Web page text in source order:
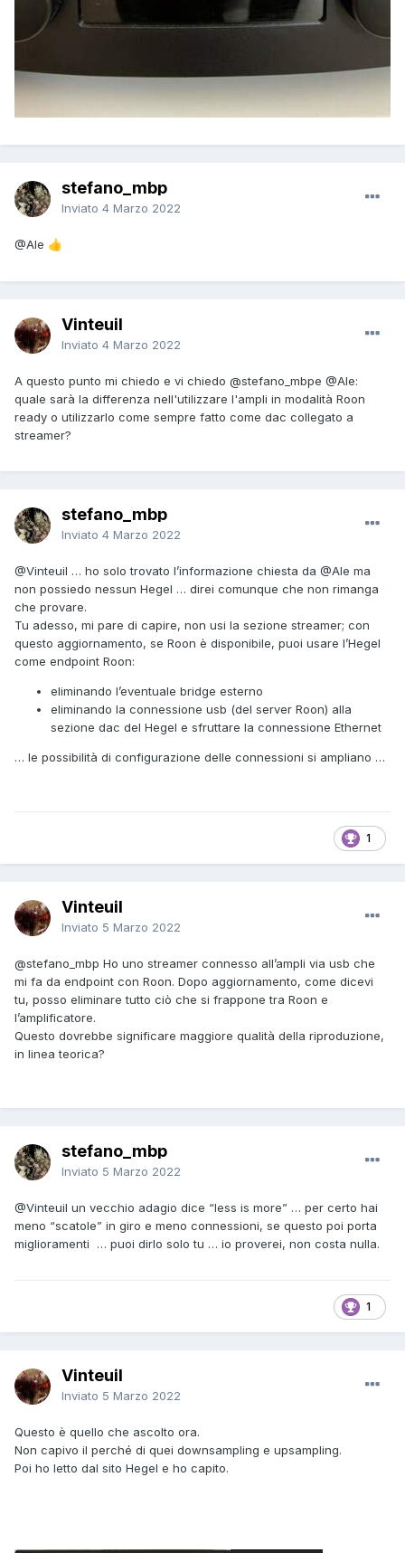
stefano_mbp
Inviato 4 Marzo 2022
@Ale 👍
Vinteuil
Inviato 4 Marzo 2022
A questo punto mi chiedo e vi chiedo @stefano_mbpe @Ale:
quale sarà la differenza nell'utilizzare l'ampli in modalità Roon
ready o utilizzarlo come sempre fatto come dac collegato a
streamer?
stefano_mbp
Inviato 4 Marzo 2022
@Vinteuil … ho solo trovato l’informazione chiesta da @Ale ma
non possiedo nessun Hegel … direi comunque che non rimanga
che provare.
Tu adesso, mi pare di capire, non usi la sezione streamer; con
questo aggiornamento, se Roon è disponibile, puoi usare l’Hegel
come endpoint Roon:
eliminando l’eventuale bridge esterno
eliminando la connessione usb (del server Roon) alla
sezione dac del Hegel e sfruttare la connessione Ethernet
… le possibilità di configurazione delle connessioni si ampliano …
1
Vinteuil
Inviato 5 Marzo 2022
@stefano_mbp Ho uno streamer connesso all’ampli via usb che
mi fa da endpoint con Roon. Dopo aggiornamento, come dicevi
tu, posso eliminare tutto ciò che si frappone tra Roon e
l’amplificatore.
Questo dovrebbe significare maggiore qualità della riproduzione,
in linea teorica?
stefano_mbp
Inviato 5 Marzo 2022
@Vinteuil un vecchio adagio dice “less is more” … per certo hai
meno “scatole” in giro e meno connessioni, se questo poi porta
miglioramenti … puoi dirlo solo tu … io proverei, non costa nulla.
1
Vinteuil
Inviato 5 Marzo 2022
Questo è quello che ascolto ora.
Non capivo il perché di quei downsampling e upsampling.
Poi ho letto dal sito Hegel e ho capito.